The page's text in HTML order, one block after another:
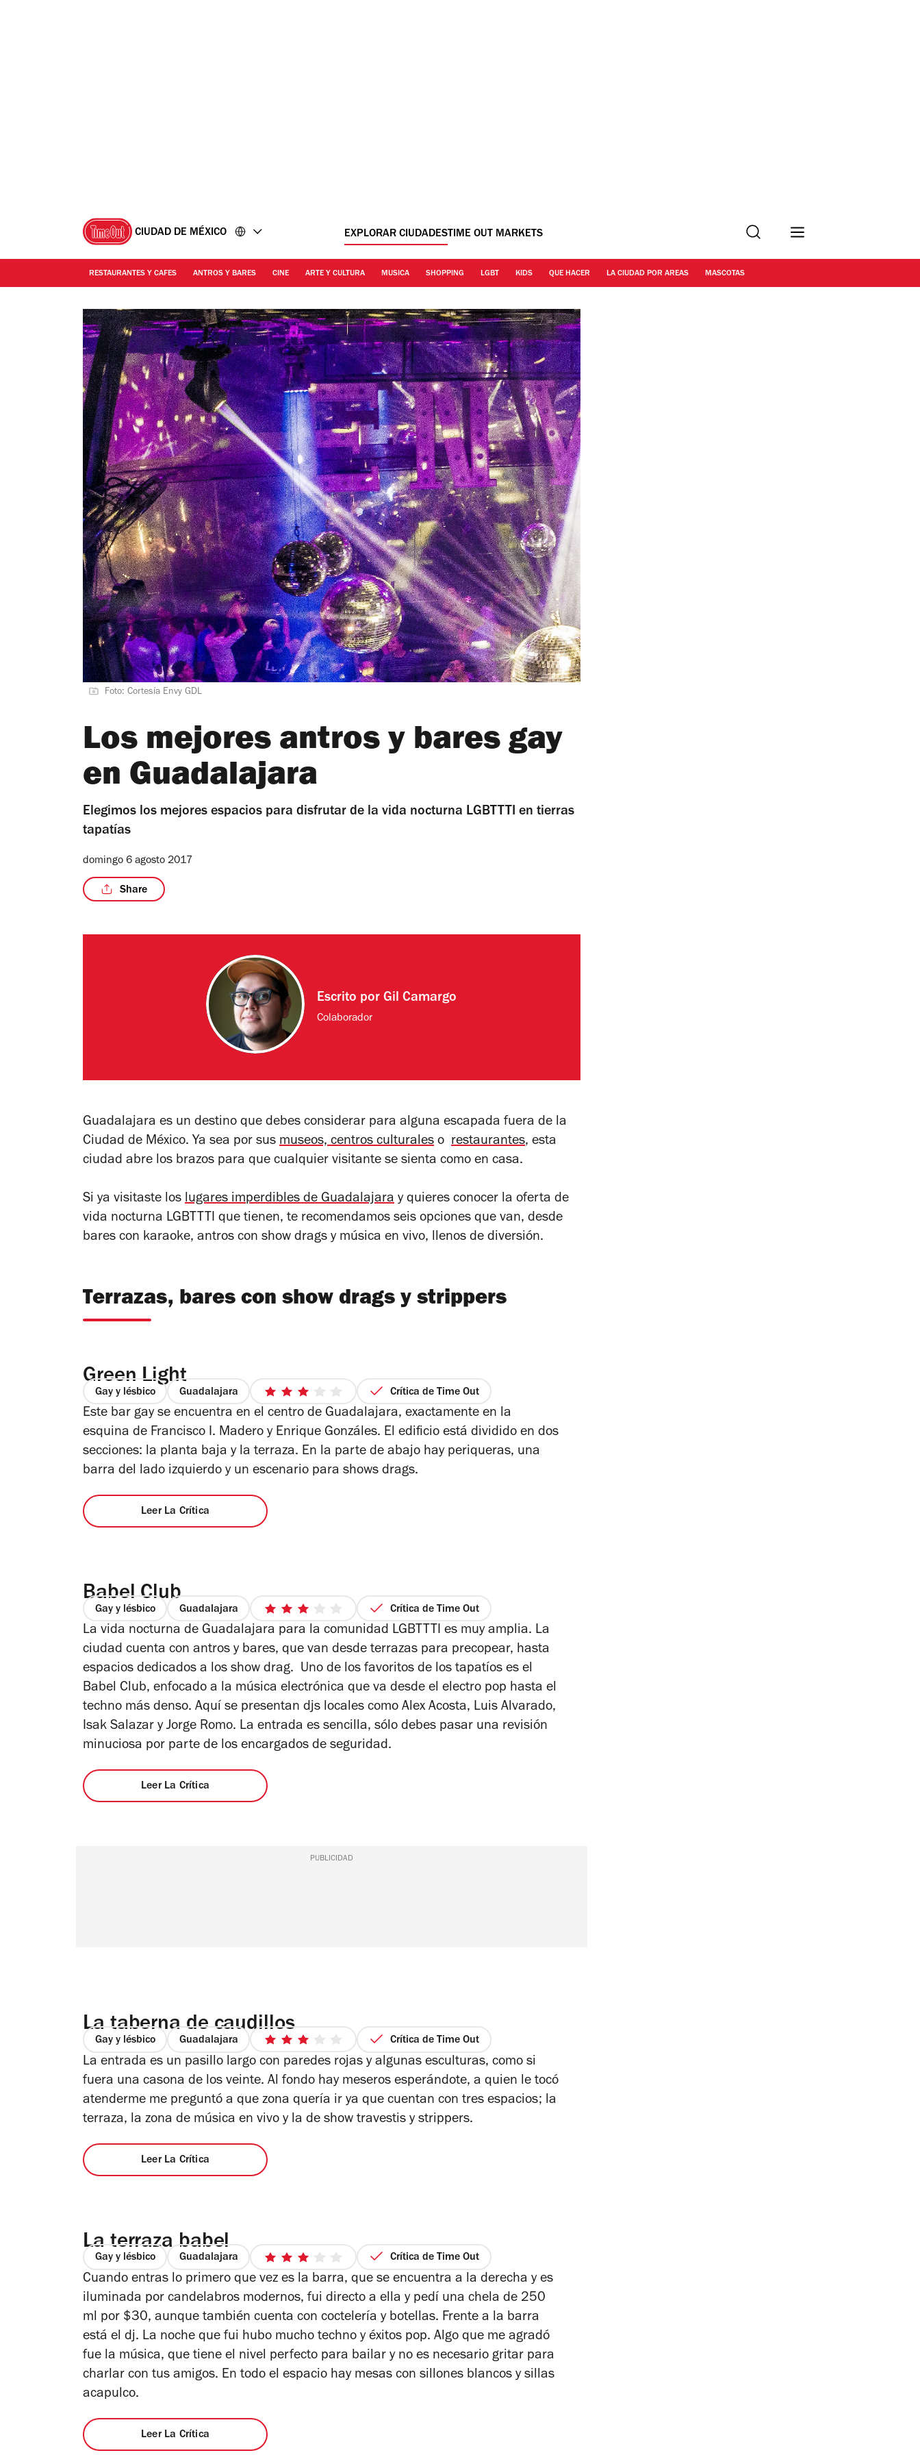
CIUDAD DE MÉXICO EXPLORAR CIUDADESTIME OUT MARKETS Buscar
RESTAURANTES Y CAFES ANTROS Y BARES CINE ARTE Y CULTURA MUSICA SHOPPING LGBT KIDS QUE HACER LA CIUDAD POR AREAS MASCOTAS
Foto: Cortesía Envy GDL
Los mejores antros y bares gay
en Guadalajara
Elegimos los mejores espacios para disfrutar de la vida nocturna LGBTTTI en tierras
tapatías
domingo 6 agosto 2017
Share
Escrito porGil Camargo
Colaborador
Guadalajara es un destino que debes considerar para alguna escapada fuera de la
Ciudad de México. Ya sea por sus museos, centros culturales o restaurantes, esta
ciudad abre los brazos para que cualquier visitante se sienta como en casa.
Si ya visitaste los lugares imperdibles de Guadalajara y quieres conocer la oferta de
vida nocturna LGBTTTI que tienen, te recomendamos seis opciones que van, desde
bares con karaoke, antros con show drags y música en vivo, llenos de diversión.
Terrazas, bares con show drags y strippers
Green Light
Gay y lésbico Guadalajara
3
de
5
estrellas
Crítica de Time Out
Este bar gay se encuentra en el centro de Guadalajara, exactamente en la
esquina de Francisco I. Madero y Enrique Gonzáles. El edificio está dividido en dos
secciones: la planta baja y la terraza. En la parte de abajo hay periqueras, una
barra del lado izquierdo y un escenario para shows drags.
Leer La Crítica
Babel Club
Gay y lésbico Guadalajara
3
de
5
estrellas
Crítica de Time Out
La vida nocturna de Guadalajara para la comunidad LGBTTTI es muy amplia. La
ciudad cuenta con antros y bares, que van desde terrazas para precopear, hasta
espacios dedicados a los show drag. Uno de los favoritos de los tapatíos es el
Babel Club, enfocado a la música electrónica que va desde el electro pop hasta el
techno más denso. Aquí se presentan djs locales como Alex Acosta, Luis Alvarado,
Isak Salazar y Jorge Romo. La entrada es sencilla, sólo debes pasar una revisión
minuciosa por parte de los encargados de seguridad.
Leer La Crítica
PUBLICIDAD
La taberna de caudillos
Gay y lésbico Guadalajara
3
de
5
estrellas
Crítica de Time Out
La entrada es un pasillo largo con paredes rojas y algunas esculturas, como si
fuera una casona de los veinte. Al fondo hay meseros esperándote, a quien le tocó
atenderme me preguntó a que zona quería ir ya que cuentan con tres espacios; la
terraza, la zona de música en vivo y la de show travestis y strippers.
Leer La Crítica
La terraza babel
Gay y lésbico Guadalajara
3
de
5
estrellas
Crítica de Time Out
Cuando entras lo primero que vez es la barra, que se encuentra a la derecha y es
iluminada por candelabros modernos, fui directo a ella y pedí una chela de 250
ml por $30, aunque también cuenta con coctelería y botellas. Frente a la barra
está el dj. La noche que fui hubo mucho techno y éxitos pop. Algo que me agradó
fue la música, que tiene el nivel perfecto para bailar y no es necesario gritar para
charlar con tus amigos. En todo el espacio hay mesas con sillones blancos y sillas
acapulco.
Leer La Crítica